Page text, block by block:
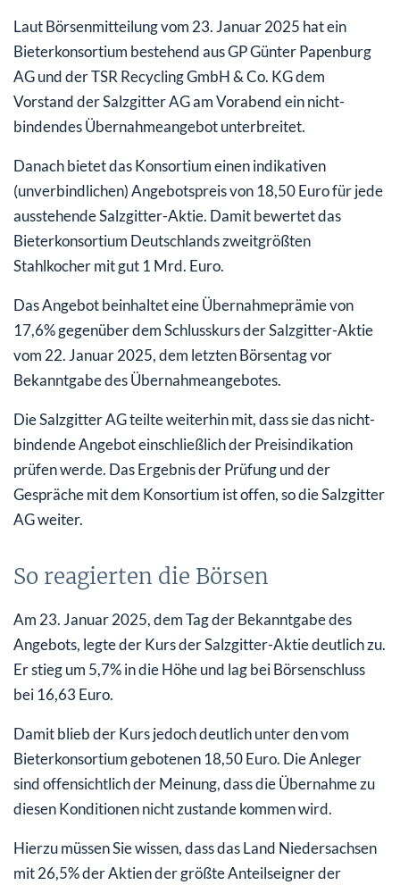
Laut Börsenmitteilung vom 23. Januar 2025 hat ein
Bieterkonsortium bestehend aus GP Günter Papenburg
AG und der TSR Recycling GmbH & Co. KG dem
Vorstand der Salzgitter AG am Vorabend ein nicht-
bindendes Übernahmeangebot unterbreitet.
Danach bietet das Konsortium einen indikativen
(unverbindlichen) Angebotspreis von 18,50 Euro für jede
ausstehende Salzgitter-Aktie. Damit bewertet das
Bieterkonsortium Deutschlands zweitgrößten
Stahlkocher mit gut 1 Mrd. Euro.
Das Angebot beinhaltet eine Übernahmeprämie von
17,6% gegenüber dem Schlusskurs der Salzgitter-Aktie
vom 22. Januar 2025, dem letzten Börsentag vor
Bekanntgabe des Übernahmeangebotes.
Die Salzgitter AG teilte weiterhin mit, dass sie das nicht-
bindende Angebot einschließlich der Preisindikation
prüfen werde. Das Ergebnis der Prüfung und der
Gespräche mit dem Konsortium ist offen, so die Salzgitter
AG weiter.
So reagierten die Börsen
Am 23. Januar 2025, dem Tag der Bekanntgabe des
Angebots, legte der Kurs der Salzgitter-Aktie deutlich zu.
Er stieg um 5,7% in die Höhe und lag bei Börsenschluss
bei 16,63 Euro.
Damit blieb der Kurs jedoch deutlich unter den vom
Bieterkonsortium gebotenen 18,50 Euro. Die Anleger
sind offensichtlich der Meinung, dass die Übernahme zu
diesen Konditionen nicht zustande kommen wird.
Hierzu müssen Sie wissen, dass das Land Niedersachsen
mit 26,5% der Aktien der größte Anteilseigner der